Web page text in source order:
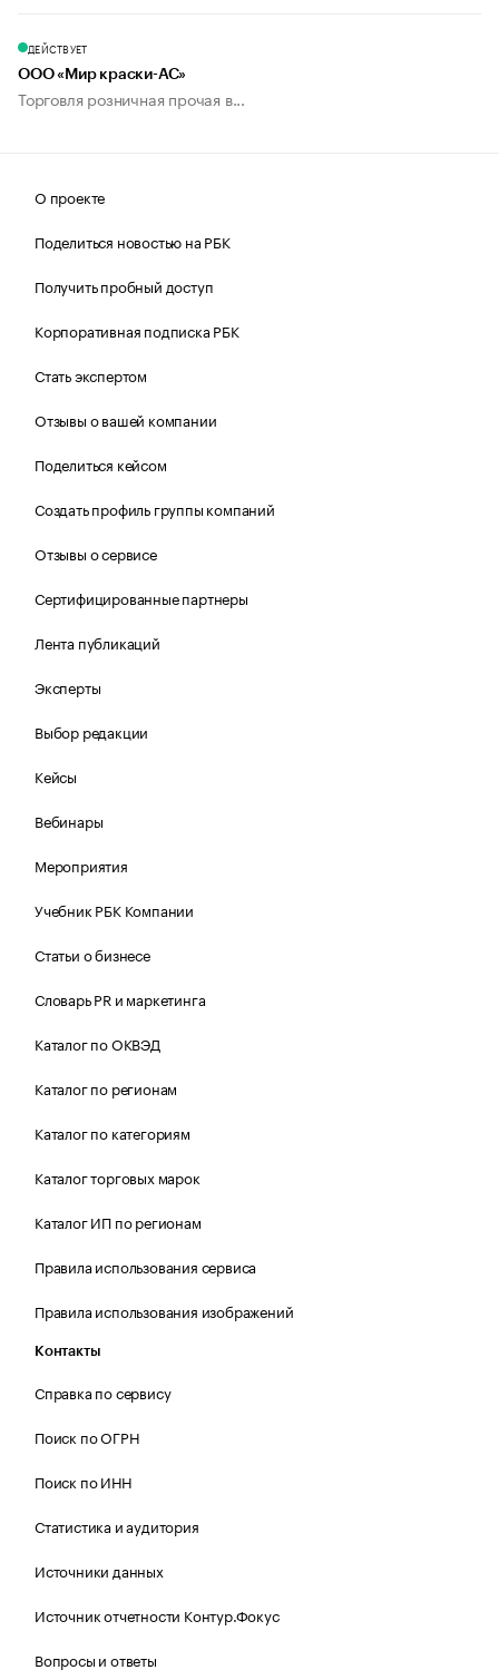
ДЕЙСТВУЕТ
ООО «Мир краски-АС»
Торговля розничная прочая в...
О проекте
Поделиться новостью на РБК
Получить пробный доступ
Корпоративная подписка РБК
Стать экспертом
Отзывы о вашей компании
Поделиться кейсом
Создать профиль группы компаний
Отзывы о сервисе
Сертифицированные партнеры
Лента публикаций
Эксперты
Выбор редакции
Кейсы
Вебинары
Мероприятия
Учебник РБК Компании
Статьи о бизнесе
Словарь PR и маркетинга
Каталог по ОКВЭД
Каталог по регионам
Каталог по категориям
Каталог торговых марок
Каталог ИП по регионам
Правила использования сервиса
Правила использования изображений
Контакты
Справка по сервису
Поиск по ОГРН
Поиск по ИНН
Статистика и аудитория
Источники данных
Источник отчетности Контур.Фокус
Вопросы и ответы